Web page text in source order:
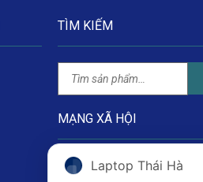
TÌM KIẾM
MẠNG XÃ HỘI
Laptop Thái Hà